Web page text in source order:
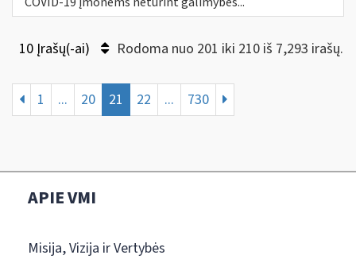
10 Įrašų(-ai) Rodoma nuo 201 iki 210 iš 7,293 irašų.
1 ... 20 21 22 ... 730
APIE VMI
Misija, Vizija ir Vertybės